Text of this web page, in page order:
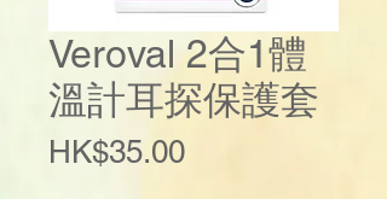
Veroval 2合1體
溫計耳探保護套
HK$35.00價